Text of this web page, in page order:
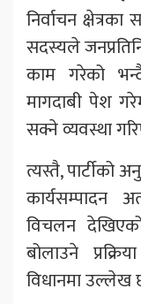
निर्वाचन
सदस्यले
काम गरेको
मागदाबी पेश
सक्ने व्यवस्था
त्यस्तै, पार्टीको
कार्यसम्पादन
विचलन
बोलाउने
विधानमा उल्लेख